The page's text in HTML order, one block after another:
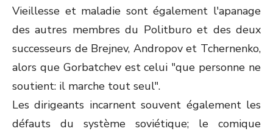
Vieillesse et maladie sont également l'apanage
des autres membres du Politburo et des deux
successeurs de Brejnev, Andropov et Tchernenko,
alors que Gorbatchev est celui "que personne ne
soutient: il marche tout seul".
Les dirigeants incarnent souvent également les
défauts du système soviétique; le comique